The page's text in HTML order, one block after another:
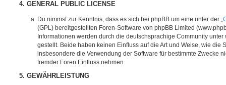
4. GENERAL PUBLIC LICENSE
Du nimmst zur Kenntnis, dass es sich bei phpBB um eine unter der „
(GPL) bereitgestellten Foren-Software von phpBB Limited
Informationen werden durch die deutschsprachige Community unter
gestellt. Beide haben keinen Einfluss auf die Art und Weise, wie die
insbesondere die Verwendung der Software für bestimmte Zwecke
fremder Foren Einfluss nehmen.
5. GEWÄHRLEISTUNG